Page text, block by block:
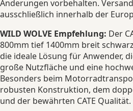
Änderungen vorbehalten.
ausschließlich innerhalb der
WILD WOLVE Empfehlung: Der
800mm tief 1400mm breit
die ideale Lösung für Anwender,
große Nutzfläche und eine
Besonders beim
robusten Konstruktion, dem
und der bewährten CATE Qualität.